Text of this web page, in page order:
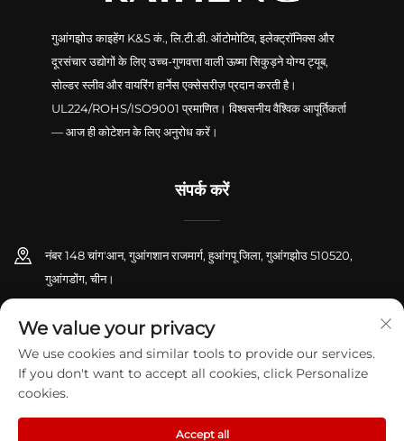
गुआंगझोउ काइहेंग K&S कं., लि.टी.डी. ऑटोमोटिव, इलेक्ट्रॉनिक्स और
दूरसंचार उद्योगों के लिए उच्च-गुणवत्ता वाली ऊष्मा सिकुड़ने योग्य ट्यूब,
सोल्डर स्लीव और वायरिंग हार्नेस एक्सेसरीज़ प्रदान करती है।
UL224/ROHS/ISO9001 प्रमाणित। विश्वसनीय वैश्विक आपूर्तिकर्ता
— आज ही कोटेशन के लिए अनुरोध करें।
संपर्क करें
नंबर 148 चांग'आन, गुआंगशान राजमार्ग, हुआंगपू जिला, गुआंगझोउ 510520,
गुआंगडोंग, चीन।
+86-13416189912
[email protected]
कॉपीराइट © 2026 गुआंगझोउ काईहेंग K&S कं., लि.टी.डी. सर्वाधिकार सुरक्षित। गोपनीयता नीति
We value your privacy
We use cookies and similar tools to provide our services.
If you don't want to accept all cookies, click Personalize
cookies.
Accept all